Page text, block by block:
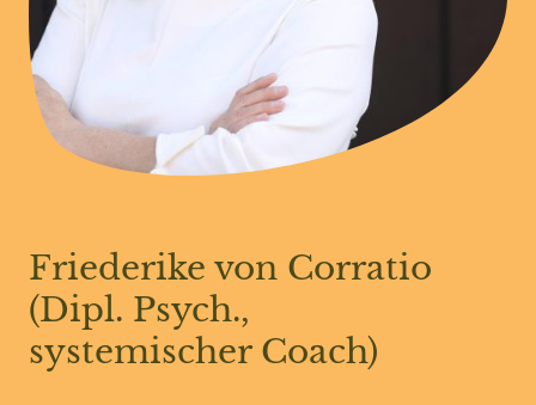
Friederike von Corratio
(Dipl. Psych.,
systemischer Coach)